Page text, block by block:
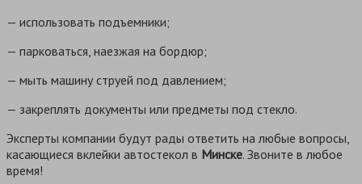
— использовать подъемники;
— парковаться, наезжая на бордюр;
— мыть машину струей под давлением;
— закреплять документы или предметы под стекло.
Эксперты компании будут рады ответить на любые вопросы,
касающиеся вклейки автостекол в Минске. Звоните в любое
время!